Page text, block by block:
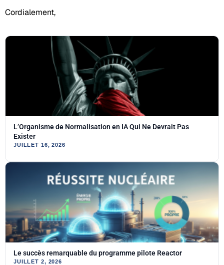
Cordialement,
L’Organisme de Normalisation en IA Qui Ne Devrait Pas
Exister
JUILLET 16, 2026
Le succès remarquable du programme pilote Reactor
JUILLET 2, 2026